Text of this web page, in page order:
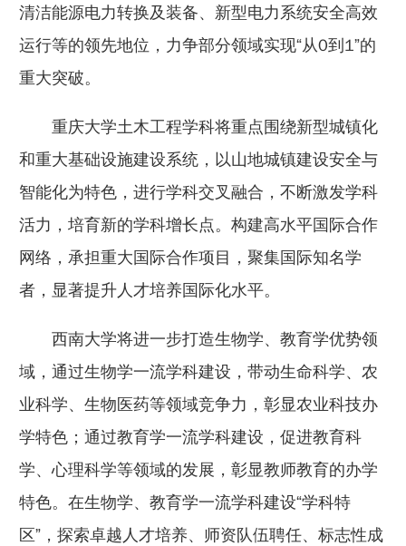
清洁能源电力转换及装备、新型电力系统安全高效
运行等的领先地位，力争部分领域实现“从0到1”的
重大突破。
重庆大学土木工程学科将重点围绕新型城镇化
和重大基础设施建设系统，以山地城镇建设安全与
智能化为特色，进行学科交叉融合，不断激发学科
活力，培育新的学科增长点。构建高水平国际合作
网络，承担重大国际合作项目，聚集国际知名学
者，显著提升人才培养国际化水平。
西南大学将进一步打造生物学、教育学优势领
域，通过生物学一流学科建设，带动生命科学、农
业科学、生物医药等领域竞争力，彰显农业科技办
学特色；通过教育学一流学科建设，促进教育科
学、心理科学等领域的发展，彰显教师教育的办学
特色。在生物学、教育学一流学科建设“学科特
区”，探索卓越人才培养、师资队伍聘任、标志性成